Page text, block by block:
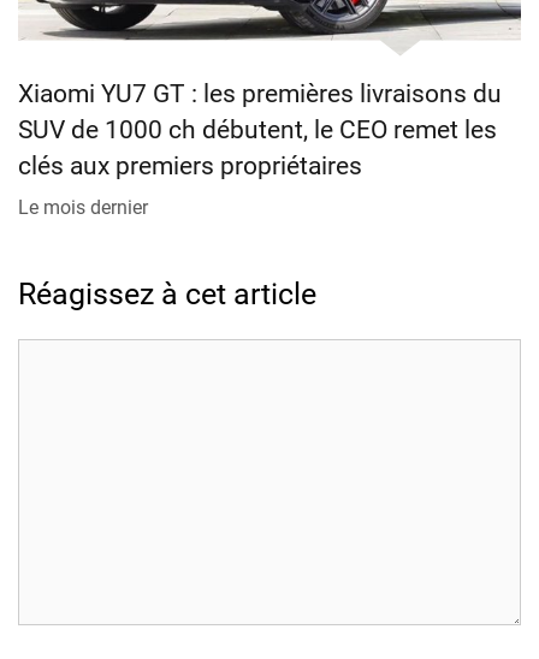
Xiaomi YU7 GT : les premières livraisons du
SUV de 1000 ch débutent, le CEO remet les
clés aux premiers propriétaires
Le mois dernier
Réagissez à cet article